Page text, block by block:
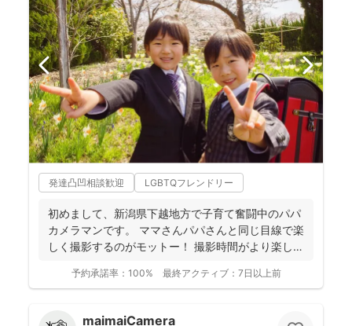
発達凸凹相談歓迎 LGBTQフレンドリー
初めまして、新潟県下越地方で子育て奮闘中のパパ
カメラマンです。 ママさんパパさんと同じ目線で楽
しく撮影するのがモットー！ 撮影時間がより楽しい
予約承諾率： 100% 最終アクティブ： 7日以上前
maimaiCamera